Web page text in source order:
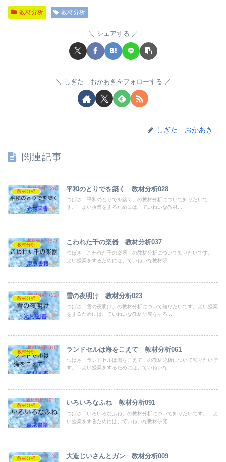
教材分析 教材分析
シェアする
しぎた おかあきをフォローする
しぎた おかあき
関連記事
教材分析 平和のとりでを築く 教材分析028
つばさ「平和のとりでを築く」の教材分析について知りたいで
す。 よい授業をするためには、ていねいな教材...
教材分析 こわれた千の楽器 教材分析037
つばさ「こわれた千の楽器」の教材分析について知りたいです。
よい授業をするためには、ていねいな教材研...
教材分析 雪の夜明け 教材分析023
つばさ「雪の夜明け」の教材分析について知りたいです。よい授業
をするためには、ていねいな教材研究をする...
教材分析 ランドセルは海をこえて 教材分析061
つばさ「ランドセルは海をこえて」の教材分析について知りたいで
す。 よい授業をするためには、ていねいな...
教材分析 いろいろなふね 教材分析091
つばさ「いろいろなふね」の教材分析について知りたいです。 よ
い授業をするためには、ていねいな教材研究...
教材分析 大造じいさんとガン 教材分析009